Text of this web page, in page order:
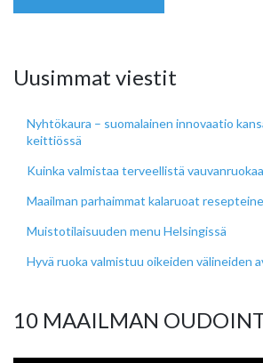
Uusimmat viestit
Nyhtökaura – suomalainen innovaatio
keittiössä
Kuinka valmistaa terveellistä
Maailman parhaimmat kalaruoat
Muistotilaisuuden menu Helsingissä
Hyvä ruoka valmistuu oikeiden välineiden
10 MAAILMAN